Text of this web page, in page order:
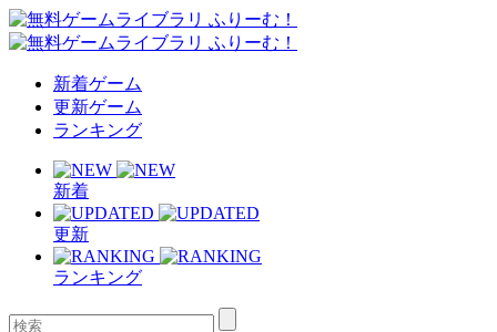
新着ゲーム
更新ゲーム
ランキング
新着
更新
ランキング